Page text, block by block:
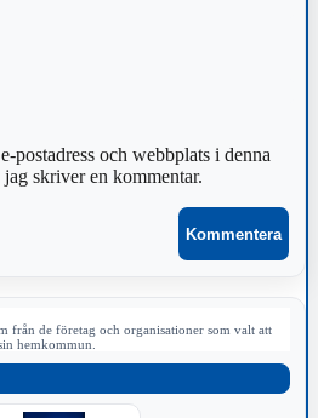
postadress och webbplats i denna
skriver en kommentar.
från de företag och organisationer som valt att
hemkommun.